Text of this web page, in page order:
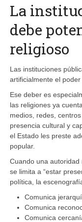
La
debe
religioso
Las instituciones
artificialmente el
Ese deber es
las religiones ya
medios, redes,
presencia cultural y
el Estado les preste
popular.
Cuando una
se limita a “estar
política, la
Comunica
Comunica
Comunica